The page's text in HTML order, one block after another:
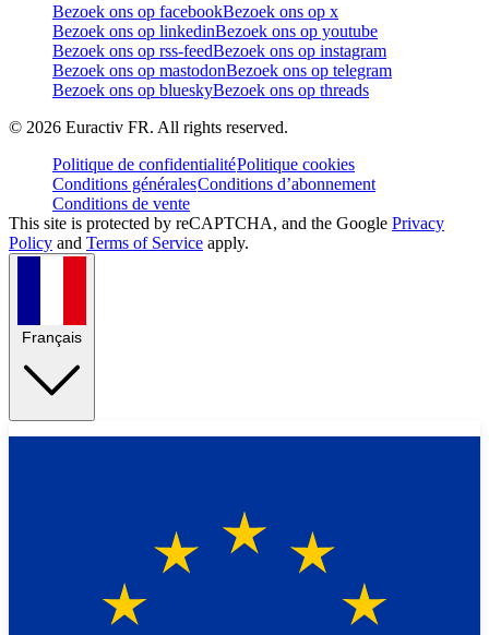
Bezoek ons op facebookBezoek ons op x
Bezoek ons op linkedinBezoek ons op youtube
Bezoek ons op rss-feedBezoek ons op instagram
Bezoek ons op mastodonBezoek ons op telegram
Bezoek ons op blueskyBezoek ons op threads
© 2026 Euractiv FR. All rights reserved.
Politique de confidentialitéPolitique cookies
Conditions généralesConditions d’abonnement
Conditions de vente
This site is protected by reCAPTCHA, and the Google Privacy
Policy and Terms of Service apply.
Français